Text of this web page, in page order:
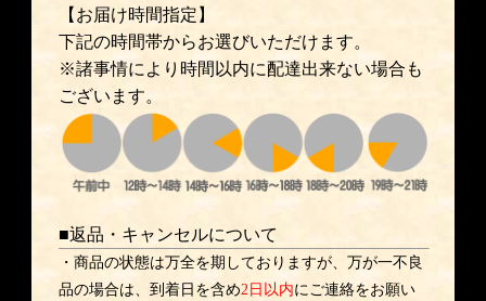
【お届け時間指定】
下記の時間帯からお選びいただけます。
※諸事情により時間以内に配達出来ない場合も
ございます。
■返品・キャンセルについて
・商品の状態は万全を期しておりますが、万が一不良
品の場合は、到着日を含め2日以内にご連絡をお願い